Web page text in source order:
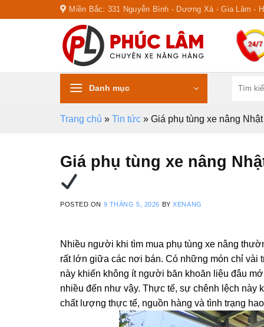
to
Miền Bắc: 331 Nguyễn Bình - Dương Xá - Gia Lâm -
Danh mục
kiếm:
Trang chủ » Tin tức » Giá phụ tùng xe nâng
Giá phụ tùng xe nâng
POSTED ON 9 THÁNG 5, 2026 BYXENANG
Nhiều người khi tìm mua phụ tùng xe nâng
rất lớn giữa các nơi bán. Có những món chỉ vài
này khiến không ít người băn khoăn liệu đâu
nhiều đến như vậy. Thực tế, sự chênh lệch này
chất lượng thực tế, nguồn hàng và tình trạng